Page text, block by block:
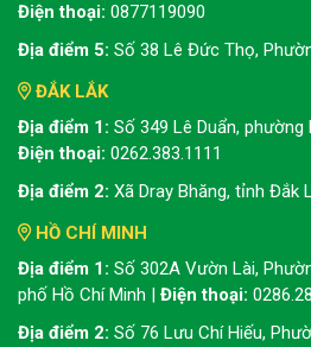
Điện thoại: 0877119090
Địa điểm 5: Số 38 Lê Đức Thọ,
ĐẮK LẮK
Địa điểm 1: Số 349 Lê Duẩn,
Điện thoại: 0262.383.1111
Địa điểm 2: Xã Dray Bhăng, tỉnh Đắk
HỒ CHÍ MINH
Địa điểm 1: Số 302A Vườn Lài,
phố Hồ Chí Minh | Điện thoại:
Địa điểm 2: Số 76 Lưu Chí Hiếu,